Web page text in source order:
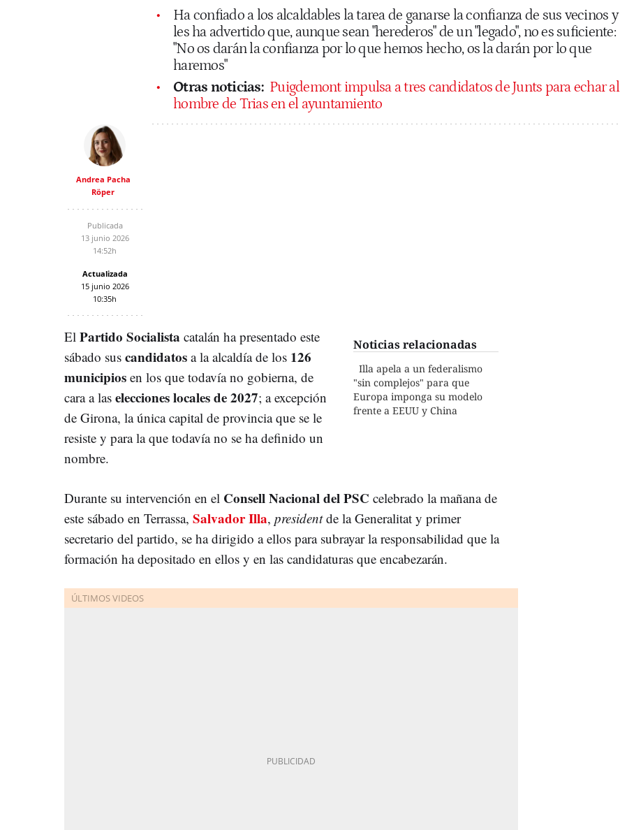
Ha confiado a los alcaldables la tarea de ganarse la confianza de sus vecinos y
les ha advertido que, aunque sean "herederos" de un "legado", no es suficiente:
"No os darán la confianza por lo que hemos hecho, os la darán por lo que
haremos"
Otras noticias: Puigdemont impulsa a tres candidatos de Junts para echar al
hombre de Trias en el ayuntamiento
Andrea Pacha
Röper
Publicada
13 junio 2026
14:52h
Actualizada
15 junio 2026
10:35h
Noticias relacionadas
Illa apela a un federalismo
"sin complejos" para que
Europa imponga su modelo
frente a EEUU y China
El Partido Socialista catalán ha presentado este
sábado sus candidatos a la alcaldía de los 126
municipios en los que todavía no gobierna, de
cara a las elecciones locales de 2027; a excepción
de Girona, la única capital de provincia que se le
resiste y para la que todavía no se ha definido un
nombre.
Durante su intervención en el Consell Nacional del PSC celebrado la mañana de
este sábado en Terrassa, Salvador Illa, presidentde la Generalitat y primer
secretario del partido, se ha dirigido a ellos para subrayar la responsabilidad que la
formación ha depositado en ellos y en las candidaturas que encabezarán.